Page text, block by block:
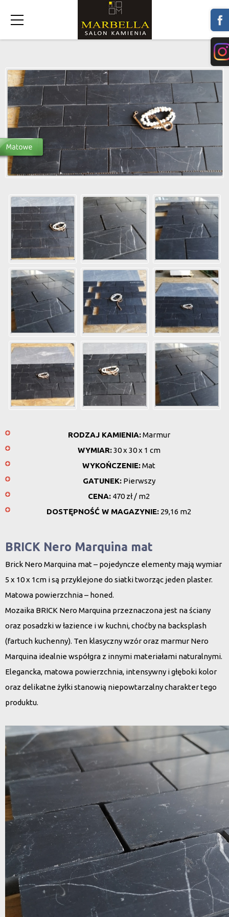
RODZAJ KAMIENIA:Marmur
WYMIAR:30 x 30 x 1 cm
WYKOŃCZENIE:Mat
GATUNEK:Pierwszy
CENA: 470 zł / m2
DOSTĘPNOŚĆ W MAGAZYNIE: 29,16 m2
BRICK Nero Marquina mat
Brick Nero Marquina mat – pojedyncze elementy mają wymiar
5 x 10 x 1cm i są przyklejone do siatki tworząc jeden plaster.
Matowa powierzchnia – honed.
Mozaika BRICK Nero Marquina przeznaczona jest na ściany
oraz posadzki w łazience i w kuchni, choćby na backsplash
(fartuch kuchenny). Ten klasyczny wzór oraz marmur Nero
Marquina idealnie współgra z innymi materiałami naturalnymi.
Elegancka, matowa powierzchnia, intensywny i głęboki kolor
oraz delikatne żyłki stanowią niepowtarzalny charakter tego
produktu.